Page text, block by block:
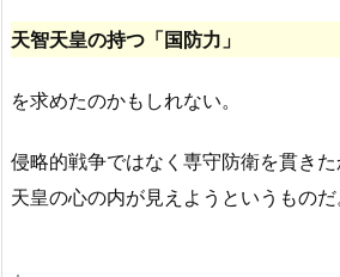
天智天皇の持つ「国防力」
を求めたのかもしれない。
侵略的戦争ではなく専守防衛を貫き
天皇の心の内が見えようというものだ